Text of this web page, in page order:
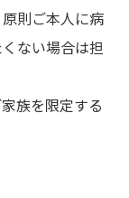
則ご本人に病
ない場合は担
族を限定する